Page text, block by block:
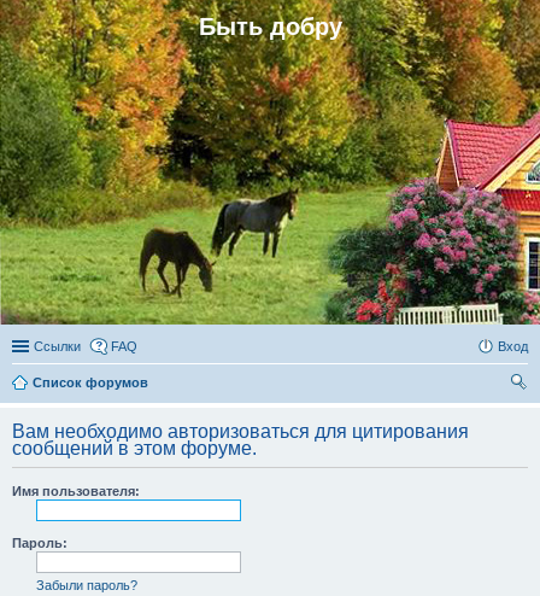
Быть добру
Ссылки FAQ Вход
Список форумов
Вам необходимо авторизоваться для цитирования
сообщений в этом форуме.
Имя пользователя:
Пароль:
Забыли пароль?